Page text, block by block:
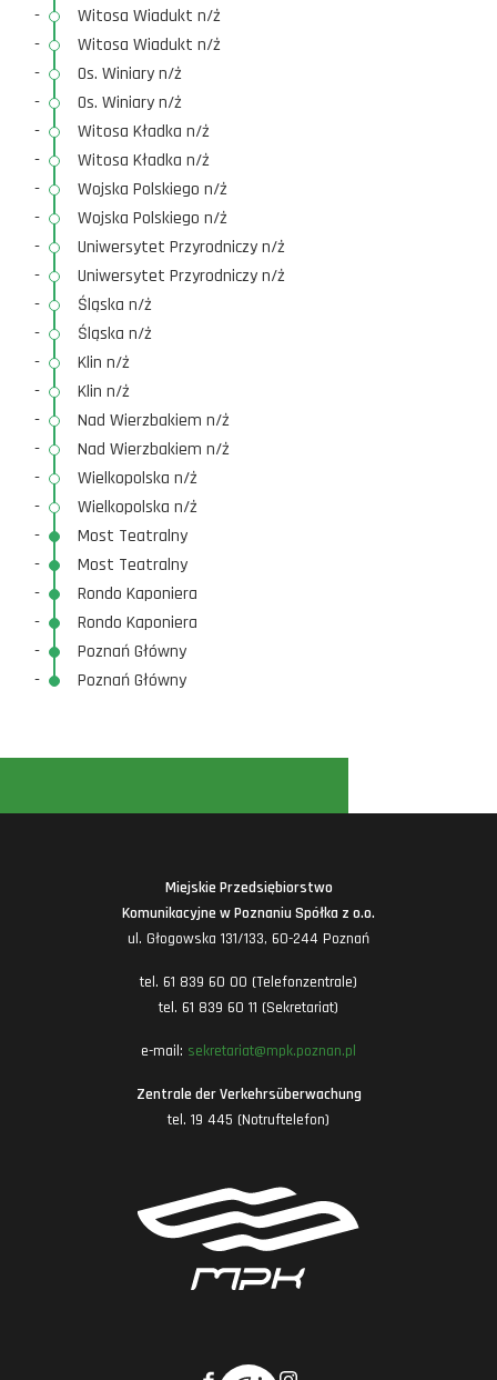
-
Witosa Wiadukt n/ż
-
Witosa Wiadukt n/ż
-
Os. Winiary n/ż
-
Os. Winiary n/ż
-
Witosa Kładka n/ż
-
Witosa Kładka n/ż
-
Wojska Polskiego n/ż
-
Wojska Polskiego n/ż
-
Uniwersytet Przyrodniczy n/ż
-
Uniwersytet Przyrodniczy n/ż
-
Śląska n/ż
-
Śląska n/ż
-
Klin n/ż
-
Klin n/ż
-
Nad Wierzbakiem n/ż
-
Nad Wierzbakiem n/ż
-
Wielkopolska n/ż
-
Wielkopolska n/ż
-
Most Teatralny
-
Most Teatralny
-
Rondo Kaponiera
-
Rondo Kaponiera
-
Poznań Główny
-
Poznań Główny
Miejskie Przedsiębiorstwo
Komunikacyjne w Poznaniu Spółka z o.o.
ul. Głogowska 131/133, 60-244 Poznań
tel. 61 839 60 00 (Telefonzentrale)
tel. 61 839 60 11 (Sekretariat)
e-mail: sekretariat@mpk.poznan.pl
Zentrale der Verkehrsüberwachung
tel. 19 445 (Notruftelefon)